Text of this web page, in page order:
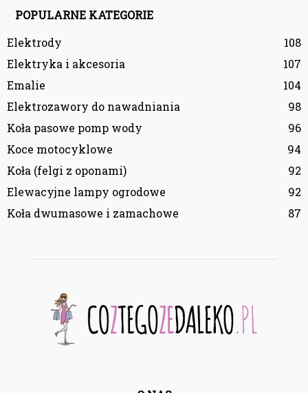
POPULARNE KATEGORIE
Elektrody
108
Elektryka i akcesoria
107
Emalie
104
Elektrozawory do nawadniania
98
Koła pasowe pomp wody
96
Koce motocyklowe
94
Koła (felgi z oponami)
92
Elewacyjne lampy ogrodowe
92
Koła dwumasowe i zamachowe
87